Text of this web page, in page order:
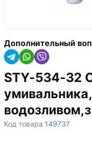
Дополнительный
STY-534-32
Код товара 149737